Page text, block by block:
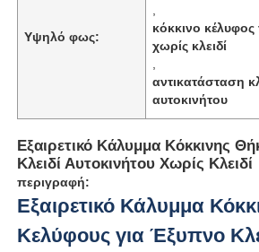
Υψηλό φως:
κόκκινο κέλυφος
χωρίς κλειδί
αντικατάσταση
αυτοκινήτου
Εξαιρετικό Κάλυμμα Κόκκινης
Κλειδί Αυτοκινήτου Χωρίς Κλειδί
περιγραφή:
Εξαιρετικό Κάλυμμα
Κελύφους για Έξυπνο